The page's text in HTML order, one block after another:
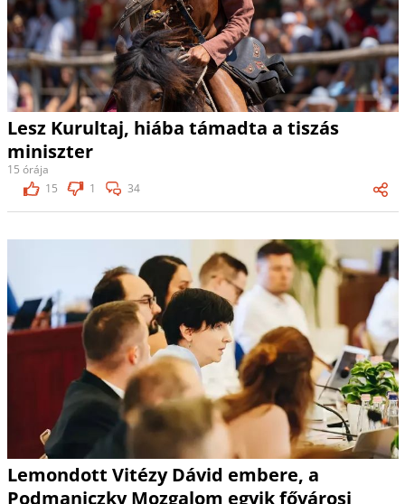
Lesz Kurultaj, hiába támadta a tiszás
miniszter
15 órája
15
1 34
Lemondott Vitézy Dávid embere, a
Podmaniczky Mozgalom egyik fővárosi